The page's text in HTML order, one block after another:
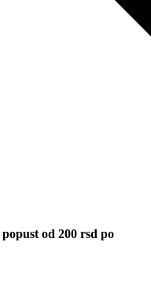
popust od 200 rsd po